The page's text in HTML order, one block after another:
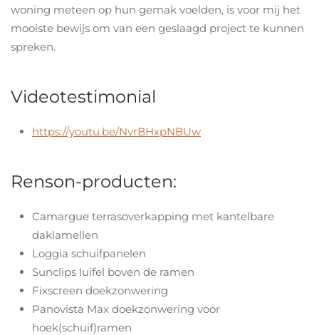
woning meteen op hun gemak voelden, is voor mij het
mooiste bewijs om van een geslaagd project te kunnen
spreken.
Videotestimonial
https://youtu.be/NvrBHxpNBUw
Renson-producten:
Camargue terrasoverkapping met kantelbare
daklamellen
Loggia schuifpanelen
Sunclips luifel boven de ramen
Fixscreen doekzonwering
Panovista Max doekzonwering voor
hoek(schuif)ramen